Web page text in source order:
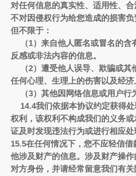
对任何信息的真实性、适用性、
不对因侵权行为给您造成的损害
但不限于：
（1）来自他人匿名或冒名的含
反感或非法内容的信息。
（2）遭受他人误导、欺骗或其
任何心理、生理上的伤害以及经济
（3）其他因网络信息或用户行
14.4我们依据本协议约定获得处
权利，该权利不构成我们的义务
证及时发现违法行为或进行相应处
15.5在任何情况下，您不应轻信
他涉及财产的信息。涉及财产操
对方身份，并请经常留意我们有